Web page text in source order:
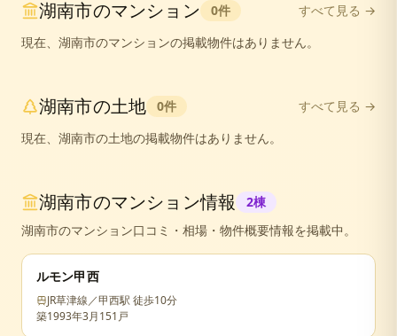
湖南市のマンション 0件
すべて見る →
現在、 湖南市のマンションの掲載物件はありません。
湖南市の土地 0件
すべて見る →
現在、 湖南市の土地の掲載物件はありません。
湖南市のマンション情報 2棟
湖南市のマンション口コミ・相場・物件概要情報を掲載中。
ルモン甲西
JR草津線／甲西駅 徒歩10分
築1993年3月151戸